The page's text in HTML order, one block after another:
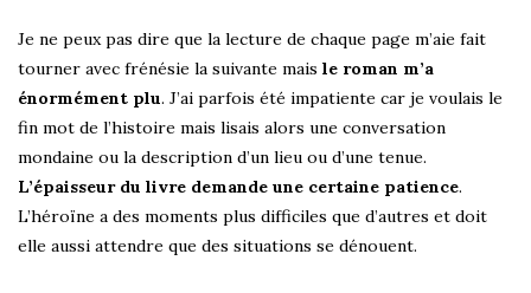
Je ne peux pas dire que la lecture de chaque page m’aie fait
tourner avec frénésie la suivante mais le roman m’a
énormément plu. J’ai parfois été impatiente car je voulais le
fin mot de l’histoire mais lisais alors une conversation
mondaine ou la description d’un lieu ou d’une tenue.
L’épaisseur du livre demande une certaine patience.
L’héroïne a des moments plus difficiles que d’autres et doit
elle aussi attendre que des situations se dénouent.